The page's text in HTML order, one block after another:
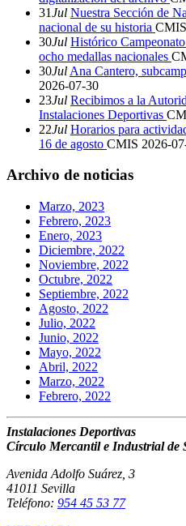
31Jul Nuestra Sección de
nacional de su historia CMIS
30Jul Histórico
ocho medallas nacionales
30Jul Ana Cantero,
2026-07-30
23Jul Recibimos a la
Instalaciones Deportivas
22Jul Horarios para
16 de agosto CMIS 2026-
Archivo de noticias
Marzo, 2023
Febrero, 2023
Enero, 2023
Diciembre, 2022
Noviembre, 2022
Octubre, 2022
Septiembre, 2022
Agosto, 2022
Julio, 2022
Junio, 2022
Mayo, 2022
Abril, 2022
Marzo, 2022
Febrero, 2022
Instalaciones Deportivas
Círculo Mercantil e Industrial de
Avenida Adolfo Suárez, 3
41011 Sevilla
Teléfono: 954 45 53 77